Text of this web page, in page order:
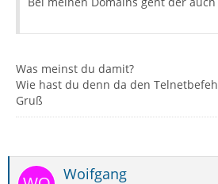
Was meinst du damit?
Wie hast du denn da den
Gruß
Woifgang